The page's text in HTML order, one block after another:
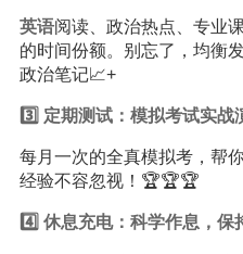
英语阅读、政治热点、专业
的时间份额。别忘了，均衡
政治笔记📈+
3️⃣ 定期测试：模拟考试实战
每月一次的全真模拟考，帮
经验不容忽视！🏆🏆🏆
4️⃣ 休息充电：科学作息，保